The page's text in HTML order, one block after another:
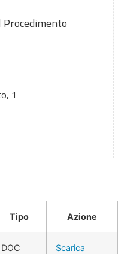
Procedimento
1
Tipo Azione
DOC Scarica